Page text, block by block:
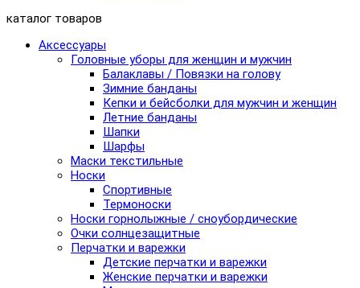
каталог товаров
Аксессуары
Головные уборы для женщин и мужчин
Балаклавы / Повязки на голову
Зимние банданы
Кепки и бейсболки для мужчин и женщин
Летние банданы
Шапки
Шарфы
Маски текстильные
Носки
Спортивные
Термоноски
Носки горнолыжные / сноубордические
Очки солнцезащитные
Перчатки и варежки
Детские перчатки и варежки
Женские перчатки и варежки